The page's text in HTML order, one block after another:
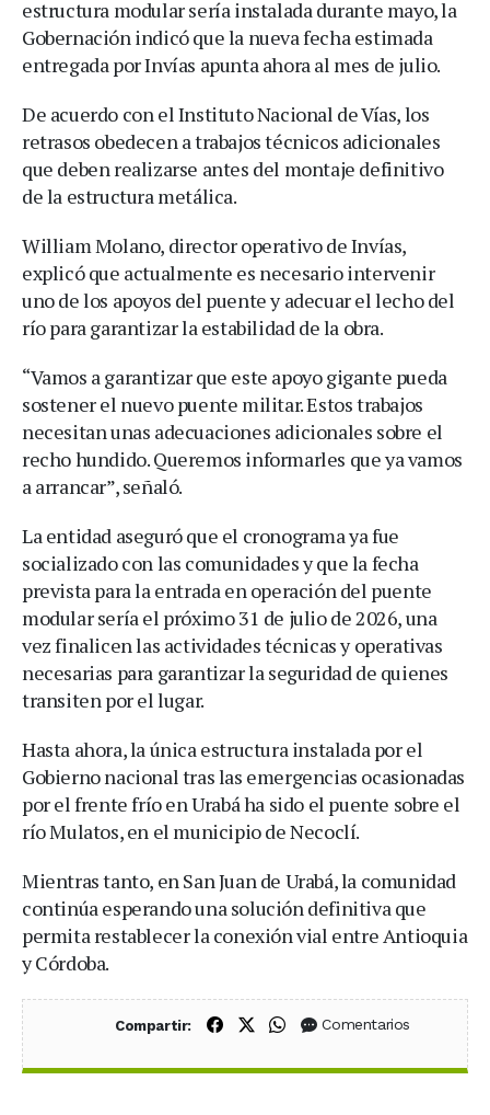
estructura modular sería instalada durante mayo, la
Gobernación indicó que la nueva fecha estimada
entregada por Invías apunta ahora al mes de julio.
De acuerdo con el Instituto Nacional de Vías, los
retrasos obedecen a trabajos técnicos adicionales
que deben realizarse antes del montaje definitivo
de la estructura metálica.
William Molano, director operativo de Invías,
explicó que actualmente es necesario intervenir
uno de los apoyos del puente y adecuar el lecho del
río para garantizar la estabilidad de la obra.
“Vamos a garantizar que este apoyo gigante pueda
sostener el nuevo puente militar. Estos trabajos
necesitan unas adecuaciones adicionales sobre el
recho hundido. Queremos informarles que ya vamos
a arrancar”, señaló.
La entidad aseguró que el cronograma ya fue
socializado con las comunidades y que la fecha
prevista para la entrada en operación del puente
modular sería el próximo 31 de julio de 2026, una
vez finalicen las actividades técnicas y operativas
necesarias para garantizar la seguridad de quienes
transiten por el lugar.
Hasta ahora, la única estructura instalada por el
Gobierno nacional tras las emergencias ocasionadas
por el frente frío en Urabá ha sido el puente sobre el
río Mulatos, en el municipio de Necoclí.
Mientras tanto, en San Juan de Urabá, la comunidad
continúa esperando una solución definitiva que
permita restablecer la conexión vial entre Antioquia
y Córdoba.
Compartir: Compartir en Facebook
Compartir en X (Twitter)
Compartir en WhatsApp
Comentarios